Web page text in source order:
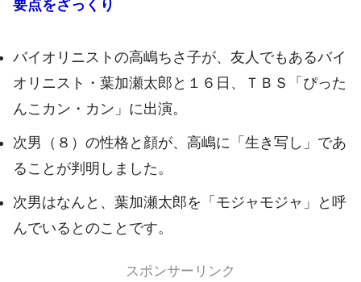
要点をざっくり
バイオリニストの高嶋ちさ子が、友人でもあるバイ
オリニスト・葉加瀬太郎と１６日、ＴＢＳ「ぴった
んこカン・カン」に出演。
次男（８）の性格と顔が、高嶋に「生き写し」であ
ることが判明しました。
次男はなんと、葉加瀬太郎を「モジャモジャ」と呼
んでいるとのことです。
スポンサーリンク